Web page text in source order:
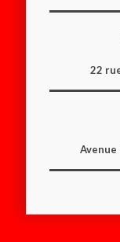
22
Avenue